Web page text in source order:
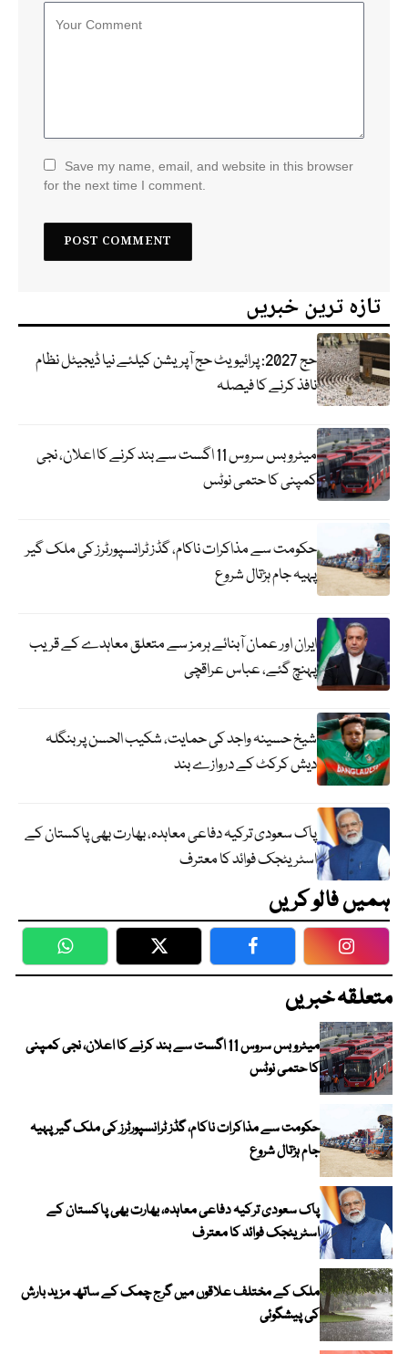
Save my name, email, and website in this browser
for the next time I comment.
تازہ ترین خبریں
حج 2027: پرائیویٹ حج آپریشن کیلئے نیا ڈیجیٹل نظام
نافذ کرنے کا فیصلہ
میٹرو بس سروس 11 اگست سے بند کرنے کا اعلان، نجی
کمپنی کا حتمی نوٹس
حکومت سے مذاکرات ناکام، گڈز ٹرانسپورٹرز کی ملک گیر
پہیہ جام ہڑتال شروع
ایران اور عمان آبنائے ہرمز سے متعلق معاہدے کے قریب
پہنچ گئے، عباس عراقچی
شیخ حسینہ واجد کی حمایت، شکیب الحسن پر بنگلہ
دیش کرکٹ کے دروازے بند
پاک سعودی ترکیہ دفاعی معاہدہ، بھارت بھی پاکستان کے
اسٹریٹجک فوائد کا معترف
ہمیں فالو کریں
WhatsApp Twitter Facebook
متعلقہ خبریں
میٹرو بس سروس 11 اگست سے بند کرنے کا اعلان، نجی کمپنی
کا حتمی نوٹس
حکومت سے مذاکرات ناکام، گڈز ٹرانسپورٹرز کی ملک گیر پہیہ
جام ہڑتال شروع
پاک سعودی ترکیہ دفاعی معاہدہ، بھارت بھی پاکستان کے
اسٹریٹجک فوائد کا معترف
ملک کے مختلف علاقوں میں گرج چمک کے ساتھ مزید بارش
کی پیشگوئی